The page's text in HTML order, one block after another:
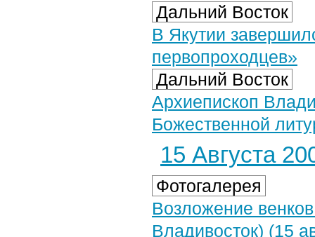
Дальний Восток
В Якутии
первопроходцев»
Дальний Восток
Архиепископ
Божественной
15 Августа
Фотогалерея
Возложение
Владивосток) (15